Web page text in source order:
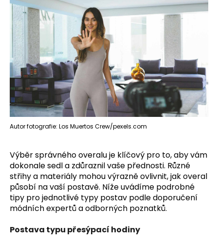
Autor fotografie: Los Muertos Crew/pexels.com
Výběr správného overalu je klíčový pro to, aby vám
dokonale sedl a zdůraznil vaše přednosti. Různé
střihy a materiály mohou výrazně ovlivnit, jak overal
působí na vaší postavě. Níže uvádíme podrobné
tipy pro jednotlivé typy postav podle doporučení
módních expertů a odborných poznatků.
Postava typu přesýpací hodiny